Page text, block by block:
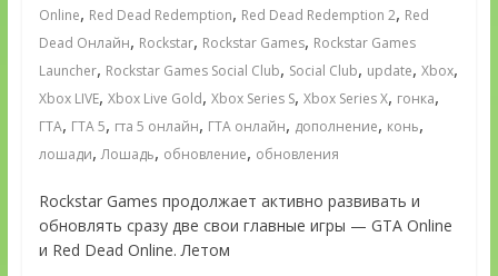
Online, Red Dead Redemption, Red Dead Redemption 2, Red
Dead Онлайн, Rockstar, Rockstar Games, Rockstar Games
Launcher, Rockstar Games Social Club, Social Club, update, Xbox,
Xbox LIVE, Xbox Live Gold, Xbox Series S, Xbox Series X, гонка,
ГТА, ГТА 5, гта 5 онлайн, ГТА онлайн, дополнение, конь,
лошади,Лошадь, обновление, обновления
Rockstar Games продолжает активно развивать и
обновлять сразу две свои главные игры — GTA Online
и Red Dead Online. Летом